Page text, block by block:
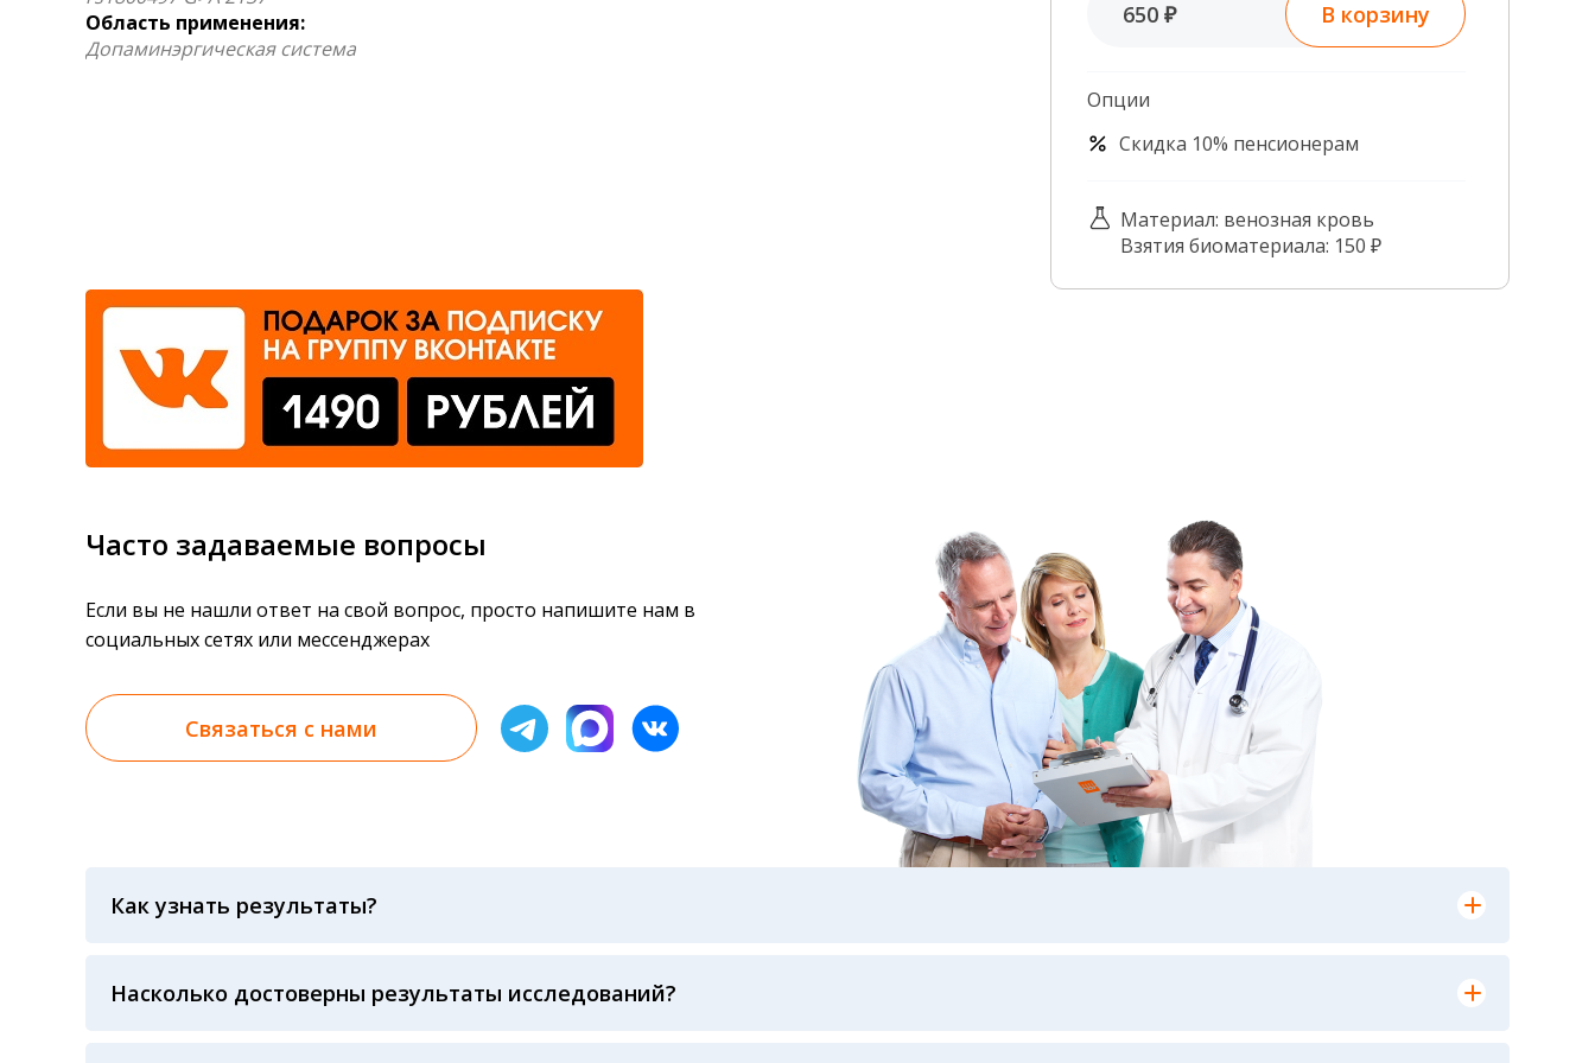
Где сдать
Область применения:
Допаминэргическая система
650 ₽ В корзину
Опции
Скидка 10% пенсионерам
Материал: венозная кровь
Взятия биоматериала: 150 ₽
Часто задаваемые вопросы
Если вы не нашли ответ на свой вопрос, просто напишите нам в
социальных сетях или мессенджерах
Связаться с нами
Как узнать результаты?
анализов при предъявлении паспорта или чека об оплате
Насколько достоверны результаты исследований?
Гарантия качества лабораторных тестов обеспечивается соблюдением международных стандартов выполнения лабораторных исследований и